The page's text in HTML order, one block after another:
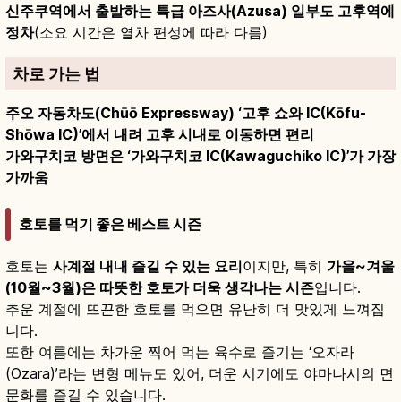
신주쿠역에서 출발하는 특급 아즈사(Azusa) 일부도 고후역에
정차(소요 시간은 열차 편성에 따라 다름)
차로 가는 법
주오 자동차도(Chūō Expressway) ‘고후 쇼와 IC(Kōfu-
Shōwa IC)’에서 내려 고후 시내로 이동하면 편리
가와구치코 방면은 ‘가와구치코 IC(Kawaguchiko IC)’가 가장
가까움
호토를 먹기 좋은 베스트 시즌
호토는 사계절 내내 즐길 수 있는 요리이지만, 특히 가을~겨울
(10월~3월)은 따뜻한 호토가 더욱 생각나는 시즌입니다.
추운 계절에 뜨끈한 호토를 먹으면 유난히 더 맛있게 느껴집
니다.
또한 여름에는 차가운 찍어 먹는 육수로 즐기는 ‘오자라
(Ozara)’라는 변형 메뉴도 있어, 더운 시기에도 야마나시의 면
문화를 즐길 수 있습니다.